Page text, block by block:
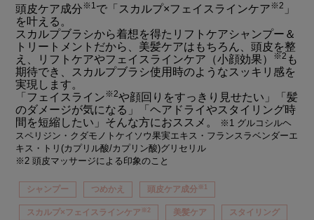
頭皮ケア成分※1で「スカルプ×フェイスラインケア※2 」
を叶える。
スカルプブラシから着想を得たリフトケアシャンプー＆
トリートメントだから、美髪ケアはもちろん、頭皮を整
え、リフトケアやフェイスラインケア（小顔効果）
※2 も
期待でき、スカルプブラシ使用時のようなスッキリ感を
実現します。
「フェイスライン※2や顔回りをすっきり見せたい」「髪
のダメージが気になる」「ヘアドライやスタイリング時
間を短縮したい」そんな方におススメ。
※1 グルコシルヘ
スペリジン・クダモノトケイソウ果実エキス・フランスラベンダーエ
キス・トリ(カプリル酸/カプリン酸)グリセリル
※2 頭皮マッサージによる印象のこと
シャンプー つめかえ 頭皮ケア成分※1
スカルプ×フェイスラインケア ※2 美髪ケア スタイリング